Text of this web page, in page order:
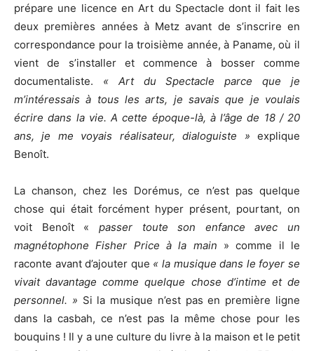
prépare une licence en Art du Spectacle dont il fait les
deux premières années à Metz avant de s’inscrire en
correspondance pour la troisième année, à Paname, où il
vient de s’installer et commence à bosser comme
documentaliste. « Art du Spectacle parce que je
m’intéressais à tous les arts, je savais que je voulais
écrire dans la vie. A cette époque-là, à l’âge de 18 / 20
ans, je me voyais réalisateur, dialoguiste » explique
Benoît.
La chanson, chez les Dorémus, ce n’est pas quelque
chose qui était forcément hyper présent, pourtant, on
voit Benoît « passer toute son enfance avec un
magnétophone Fisher Price à la main » comme il le
raconte avant d’ajouter que « la musique dans le foyer se
vivait davantage comme quelque chose d’intime et de
personnel. » Si la musique n’est pas en première ligne
dans la casbah, ce n’est pas la même chose pour les
bouquins ! Il y a une culture du livre à la maison et le petit